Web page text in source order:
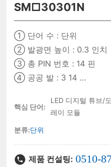
SM□30301N
① 단어 수 : 단위
② 발광면 높이 : 0.3 인치
③ 총 PIN 번호 : 14 핀
④ 공공 발 : 3 14
⑥ 발광 색상 : 밝은 빨강 /
⑦ 반사 강 표면 색상 : 흑
⑧ 에폭시 색상 : 백색 /
⑨ 극성 : 공통 양극 / 공
핵심 단어:
LED 디지털 튜브/
레이 모듈
분류:단위
제품 컨설팅: 0510-